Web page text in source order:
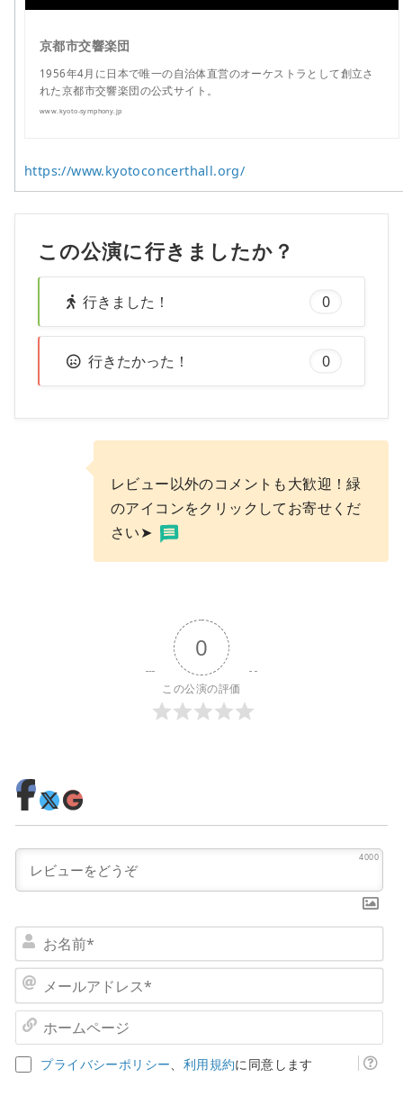
京都市交響楽団
1956年4月に日本で唯一の自治体直営のオーケストラとして創立さ
れた京都市交響楽団の公式サイト。
www.kyoto-symphony.jp
https://www.kyotoconcerthall.org/
この公演に行きましたか？
行きました！ 0
行きたかった！ 0
レビュー以外のコメントも大歓迎！緑
のアイコンをクリックしてお寄せくだ
さい➤
0
この公演の評価
4000
名
ー
ア
ー
プライバシーポリシー、 利用規約に同意します